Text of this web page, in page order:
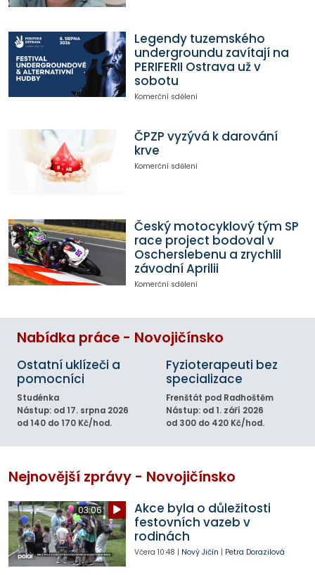
Legendy tuzemského
undergroundu zavítají na
PERIFERII Ostrava už v
sobotu
Komerční sdělení
ČPZP vyzývá k darování
krve
Komerční sdělení
Český motocyklový tým SP
race project bodoval v
Oscherslebenu a zrychlil
závodní Aprilii
Komerční sdělení
Nabídka práce - Novojičínsko
Ostatní uklízeči a
pomocníci
Studénka
Nástup: od 17. srpna 2026
od 140 do 170 Kč/hod.
Fyzioterapeuti bez
specializace
Frenštát pod Radhoštěm
Nástup: od 1. září 2026
od 300 do 420 Kč/hod.
Nejnovější zprávy - Novojičínsko
03:06
Akce byla o důležitosti
festovních vazeb v
rodinách
Včera 10:48 | Nový Jičín | Petra Dorazilová